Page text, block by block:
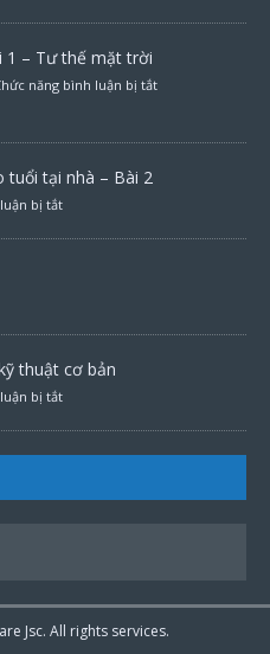
1 – Tư thế mặt trời
năng bình luận bị tắt
tuổi tại nhà – Bài 2
bị tắt
thuật cơ bản
bị tắt
Jsc. All rights services.